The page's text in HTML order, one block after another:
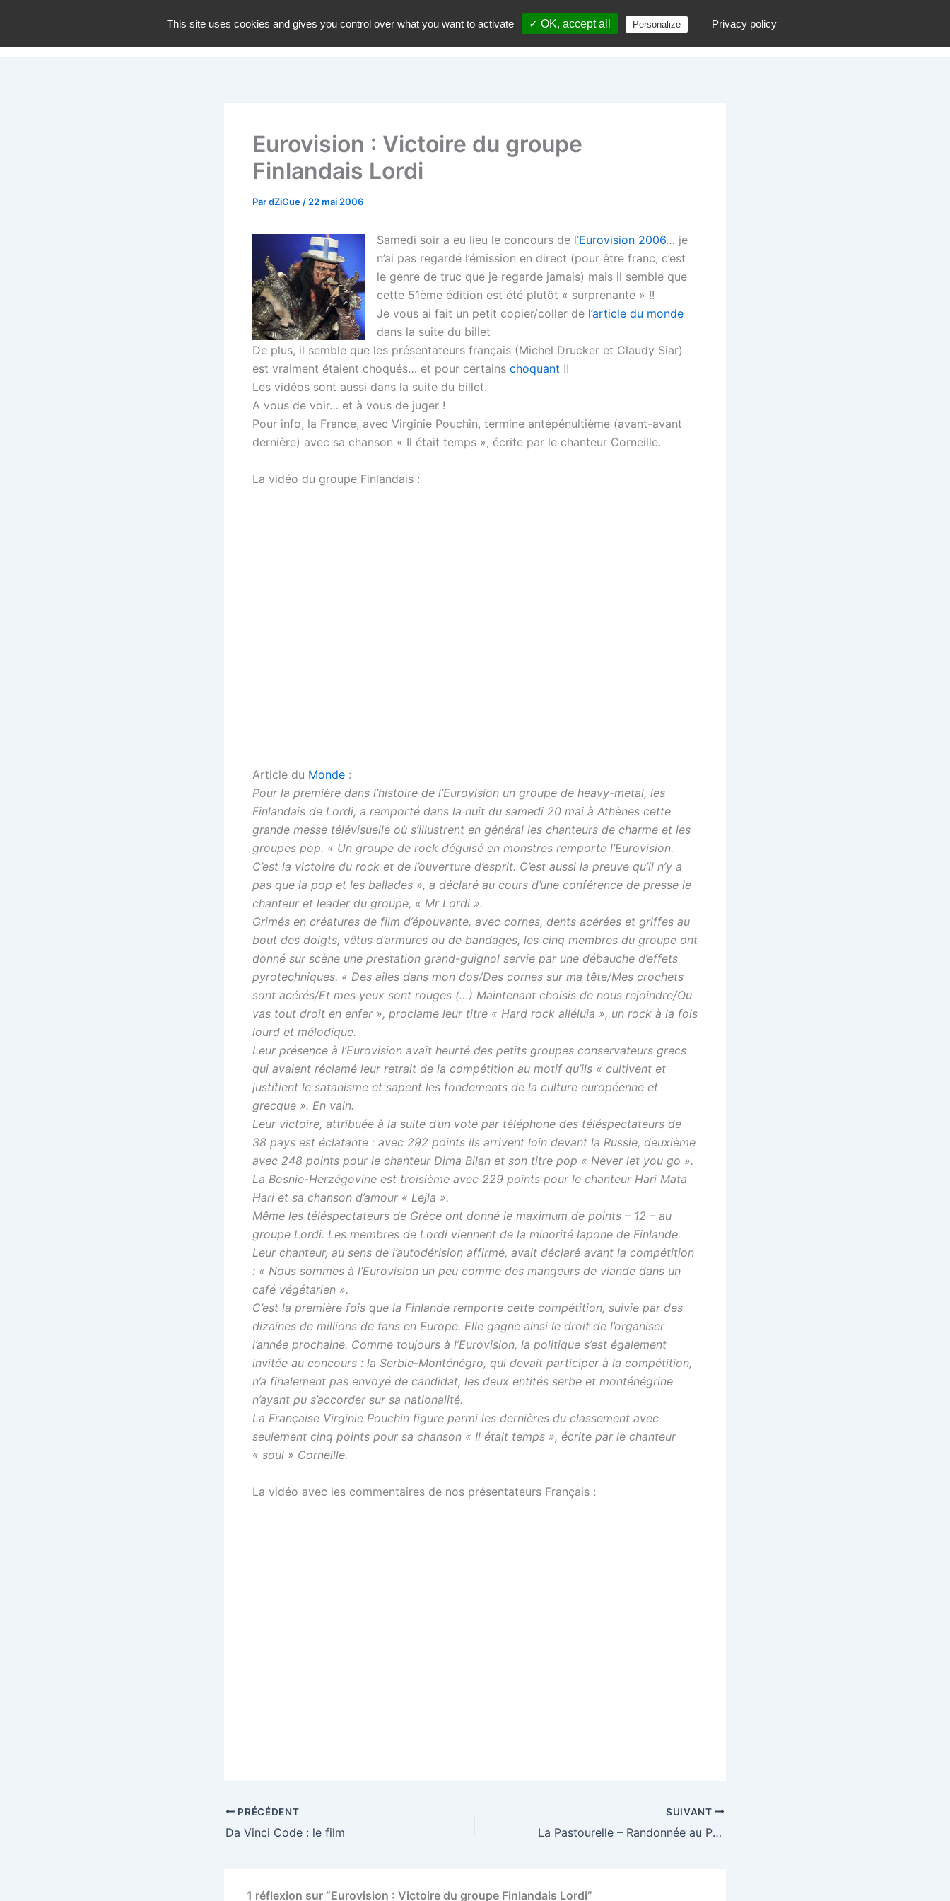
contenu
Accueil A propos du blog Contactez moi ! Archives
Eurovision : Victoire du groupe
Finlandais Lordi
PardZiGue / 22 mai 2006
Samedi soir a eu lieu le concours de l’Eurovision 2006… je
n’ai pas regardé l’émission en direct (pour être franc, c’est
le genre de truc que je regarde jamais) mais il semble que
cette 51ème édition est été plutôt « surprenante » !!
Je vous ai fait un petit copier/coller de l’article du monde
dans la suite du billet
De plus, il semble que les présentateurs français (Michel Drucker et Claudy Siar)
est vraiment étaient choqués… et pour certains choquant !!
Les vidéos sont aussi dans la suite du billet.
A vous de voir… et à vous de juger !
Pour info, la France, avec Virginie Pouchin, termine antépénultième (avant-avant
dernière) avec sa chanson « Il était temps », écrite par le chanteur Corneille.
La vidéo du groupe Finlandais :
Article du Monde :
Pour la première dans l’histoire de l’Eurovision un groupe de heavy-metal, les
Finlandais de Lordi, a remporté dans la nuit du samedi 20 mai à Athènes cette
grande messe télévisuelle où s’illustrent en général les chanteurs de charme et les
groupes pop. « Un groupe de rock déguisé en monstres remporte l’Eurovision.
C’est la victoire du rock et de l’ouverture d’esprit. C’est aussi la preuve qu’il n’y a
pas que la pop et les ballades », a déclaré au cours d’une conférence de presse le
chanteur et leader du groupe, « Mr Lordi ».
Grimés en créatures de film d’épouvante, avec cornes, dents acérées et griffes au
bout des doigts, vêtus d’armures ou de bandages, les cinq membres du groupe ont
donné sur scène une prestation grand-guignol servie par une débauche d’effets
pyrotechniques. « Des ailes dans mon dos/Des cornes sur ma tête/Mes crochets
sont acérés/Et mes yeux sont rouges (…) Maintenant choisis de nous rejoindre/Ou
vas tout droit en enfer », proclame leur titre « Hard rock alléluia », un rock à la fois
lourd et mélodique.
Leur présence à l’Eurovision avait heurté des petits groupes conservateurs grecs
qui avaient réclamé leur retrait de la compétition au motif qu’ils « cultivent et
justifient le satanisme et sapent les fondements de la culture européenne et
grecque ». En vain.
Leur victoire, attribuée à la suite d’un vote par téléphone des téléspectateurs de
38 pays est éclatante : avec 292 points ils arrivent loin devant la Russie, deuxième
avec 248 points pour le chanteur Dima Bilan et son titre pop « Never let you go ».
La Bosnie-Herzégovine est troisième avec 229 points pour le chanteur Hari Mata
Hari et sa chanson d’amour « Lejla ».
Même les téléspectateurs de Grèce ont donné le maximum de points – 12 – au
groupe Lordi. Les membres de Lordi viennent de la minorité lapone de Finlande.
Leur chanteur, au sens de l’autodérision affirmé, avait déclaré avant la compétition
: « Nous sommes à l’Eurovision un peu comme des mangeurs de viande dans un
café végétarien ».
C’est la première fois que la Finlande remporte cette compétition, suivie par des
dizaines de millions de fans en Europe. Elle gagne ainsi le droit de l’organiser
l’année prochaine. Comme toujours à l’Eurovision, la politique s’est également
invitée au concours : la Serbie-Monténégro, qui devait participer à la compétition,
n’a finalement pas envoyé de candidat, les deux entités serbe et monténégrine
n’ayant pu s’accorder sur sa nationalité.
La Française Virginie Pouchin figure parmi les dernières du classement avec
seulement cinq points pour sa chanson « Il était temps », écrite par le chanteur
« soul » Corneille.
La vidéo avec les commentaires de nos présentateurs Français :
PRÉCÉDENT
Da Vinci Code : le film
SUIVANT
La Pastourelle – Randonnée au Pays de Salers
1 réflexion sur “Eurovision : Victoire du groupe Finlandais Lordi”
This site uses cookies and gives you control over what you want to activate ✓ OK, accept all Personalize Privacy policy